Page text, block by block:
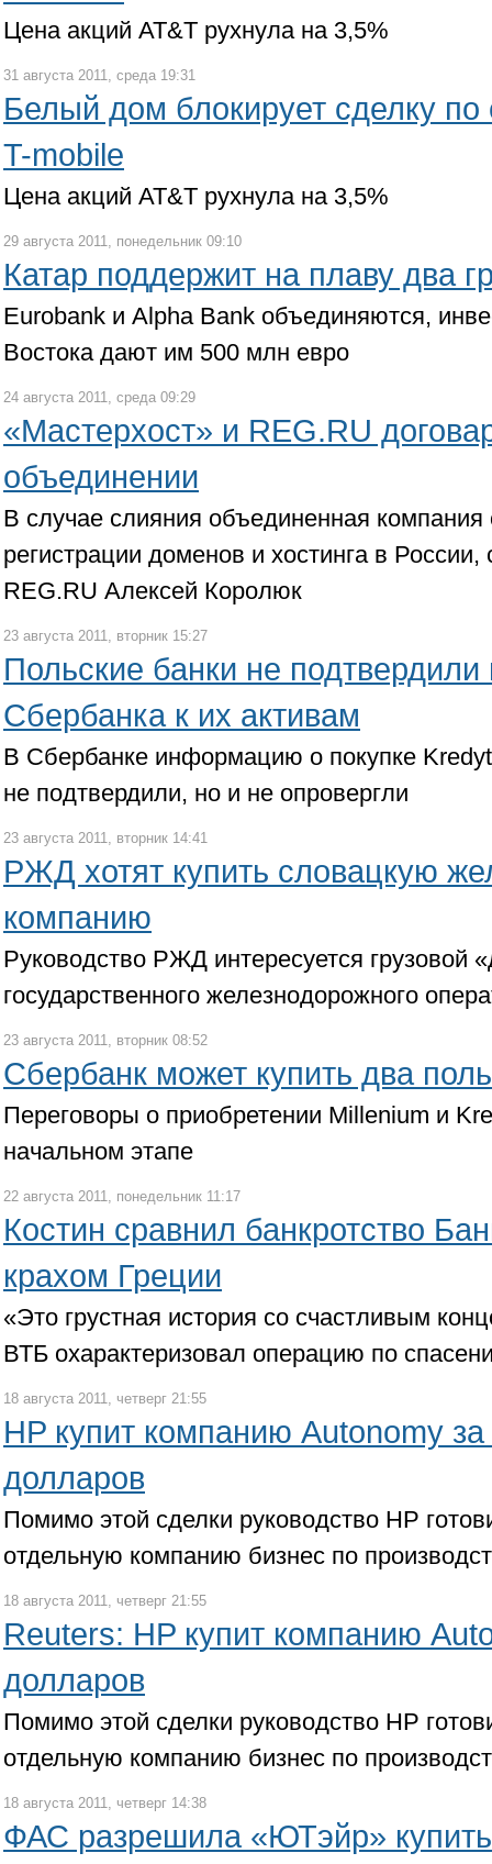
Цена акций AT&T рухнула на 3,5%
31 августа 2011, среда 19:31
Белый дом блокирует сделку
T-mobile
Цена акций AT&T рухнула на 3,5%
29 августа 2011, понедельник 09:10
Катар поддержит на плаву два
Eurobank и Alpha Bank объединяются,
Востока дают им 500 млн евро
24 августа 2011, среда 09:29
«Мастерхост» и REG.RU
объединении
В случае слияния объединенная
регистрации доменов и хостинга в России,
REG.RU Алексей Королюк
23 августа 2011, вторник 15:27
Польские банки не подтвердили
Сбербанка к их активам
В Сбербанке информацию о покупке
не подтвердили, но и не опровергли
23 августа 2011, вторник 14:41
РЖД хотят купить словацкую
компанию
Руководство РЖД интересуется грузовой
государственного железнодорожного
23 августа 2011, вторник 08:52
Сбербанк может купить два
Переговоры о приобретении Millenium и
начальном этапе
22 августа 2011, понедельник 11:17
Костин сравнил банкротство
крахом Греции
«Это грустная история со счастливым
ВТБ охарактеризовал операцию по
18 августа 2011, четверг 21:55
HP купит компанию Autonomy
долларов
Помимо этой сделки руководство HP
отдельную компанию бизнес по
18 августа 2011, четверг 21:55
Reuters: HP купит компанию
долларов
Помимо этой сделки руководство HP
отдельную компанию бизнес по
18 августа 2011, четверг 14:38
ФАС разрешила «ЮТэйр»